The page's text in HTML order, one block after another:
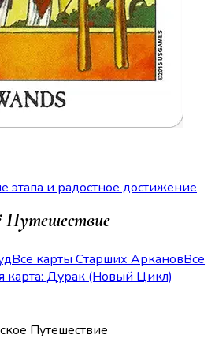
этапа и радостное достижение
Путешествие
Все карты Старших АркановВсе
карта: Дурак (Новый Цикл)
Путешествие